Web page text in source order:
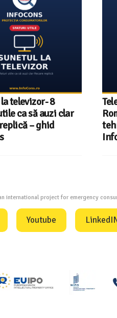
televizor- 8
ca să auzi clar
– ghid
international project for emergency
Youtube